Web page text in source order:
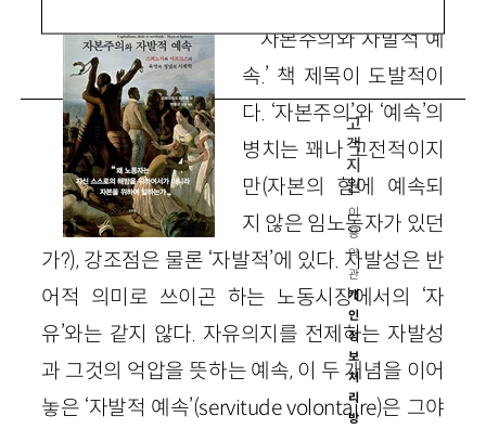
‘자본주의와 자발적 예
속.’ 책 제목이 도발적이
다. ‘자본주의’와 ‘예속’의
병치는 꽤나 고전적이지
만(자본의 힘에 예속되
지 않은 임노동자가 있던
가?), 강조점은 물론 ‘자발적’에 있다. 자발성은 반
어적 의미로 쓰이곤 하는 노동시장에서의 ‘자
유’와는 같지 않다. 자유의지를 전제하는 자발성
과 그것의 억압을 뜻하는 예속, 이 두 개념을 이어
놓은 ‘자발적 예속’(servitude volontaire)은 그야
고
객
지
원
이
용
약
관
개
인
정
보
처
리
방